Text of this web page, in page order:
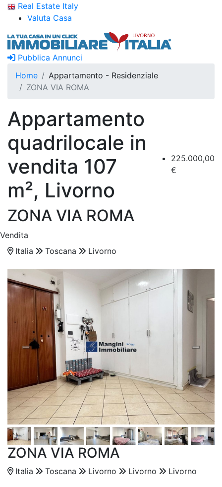
Real Estate Italy
Valuta Casa
Pubblica Annunci
Home
Appartamento - Residenziale
ZONA VIA ROMA
Appartamento
quadrilocale in
vendita 107
m², Livorno
ZONA VIA ROMA
225.000,00
€
Vendita
Italia
Toscana Livorno
ZONA VIA ROMA
Italia Toscana Livorno Livorno
Livorno